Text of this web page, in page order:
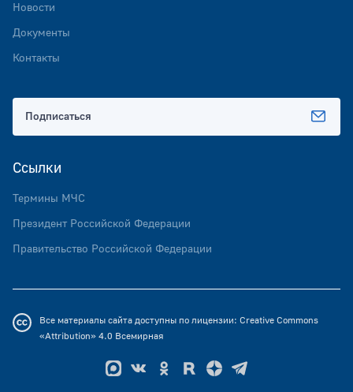
Новости
Документы
Контакты
Ссылки
Термины МЧС
Президент Российской Федерации
Правительство Российской Федерации
Подписаться
Все материалы сайта доступны по лицензии: Creative Commons
«Attribution» 4.0 Всемирная